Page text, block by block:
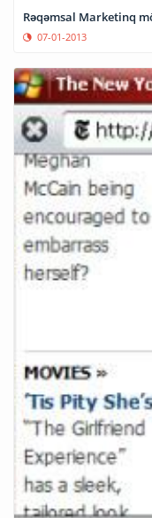
Rəqəmsal Marketinq
07-01-2013